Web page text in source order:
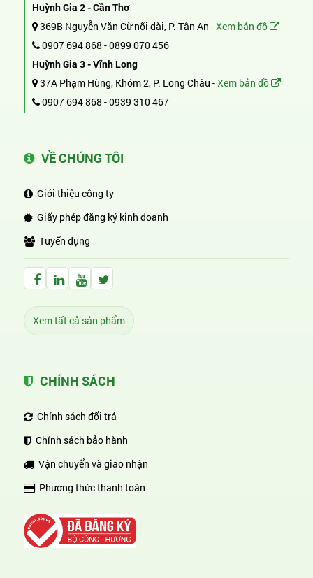
Huỳnh Gia 2 - Cần Thơ
369B Nguyễn Văn Cừ nối dài, P. Tân An -Xem bản đồ
0907 694 868 -0899 070 456
Huỳnh Gia 3 - Vĩnh Long
37A Phạm Hùng, Khóm 2, P. Long Châu -Xem bản đồ
0907 694 868 -0939 310 467
VỀ CHÚNG TÔI
Giới thiệu công ty
Giấy phép đăng ký kinh doanh
Tuyển dụng
Facebook Huỳnh Gia Alpha
LinkedIn Huỳnh Gia Alpha
YouTube Huỳnh Gia Alpha
Twitter Huỳnh Gia Alpha
Xem tất cả sản phẩm
CHÍNH SÁCH
Chính sách đổi trả
Chính sách bảo hành
Vận chuyển và giao nhận
Phương thức thanh toán